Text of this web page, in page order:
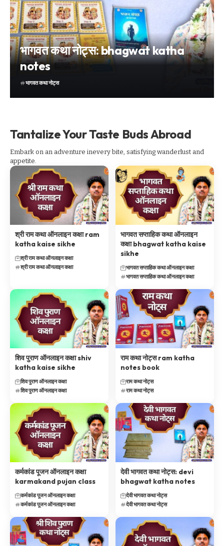
भागवत कथा नोट्स: bhagwat katha
notes
भागवत कथा नोट्स
Tantalize Your Taste Buds Abroad
Embark on an adventure inevery bite, satisfying wanderlust and
appetite.
श्री राम कथा ऑनलाइन कक्षा ram
katha kaise sikhe
श्री राम कथा ऑनलाइन कक्षा
श्री राम कथा ऑनलाइन कक्षा
भागवत सप्ताहिक कथा ऑनलाइन
कक्षा bhagwat katha kaise
sikhe
भागवत सप्ताहिक कथा ऑनलाइन कक्षा
भागवत सप्ताहिक कथा ऑनलाइन कक्षा
शिव पुराण ऑनलाइन कक्षा shiv
katha kaise sikhe
शिव पुराण ऑनलाइन कक्षा
शिव पुराण ऑनलाइन कक्षा
राम कथा नोट्स ram katha
notes book
राम कथा नोट्स
राम कथा नोट्स
कर्मकांड पूजन ऑनलाइन कक्षा
karmakand pujan class
कर्मकांड पूजन ऑनलाइन कक्षा
कर्मकांड पूजन ऑनलाइन कक्षा
देवी भागवत कथा नोट्स: devi
bhagwat katha notes
देवी भागवत कथा नोट्स
देवी भागवत कथा नोट्स